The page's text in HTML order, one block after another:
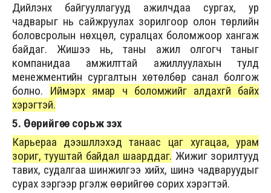
Дийлэнх байгууллагууд ажилчдаа сургах, ур
чадварыг нь сайжруулах зорилгоор олон төрлийн
боловсролын нөхцөл, суралцах боломжоор хангаж
байдаг. Жишээ нь, таны ажил олгогч таныг
компанидаа амжилттай ажиллуулахын тулд
менежментийн сургалтын хөтөлбөр санал болгож
болно. Иймэрхүү ямар ч боломжийг алдахгүй байх
хэрэгтэй.
5. Өөрийгөө сорьж үзэх
Карьераа дээшлүүлэхэд танаас цаг хугацаа, урам
зориг, тууштай байдал шаарддаг. Жижиг зорилтууд
тавих, судалгаа шинжилгээ хийх, шинэ чадваруудыг
сурах зэргээр үргэлж өөрийгөө сорих хэрэгтэй.